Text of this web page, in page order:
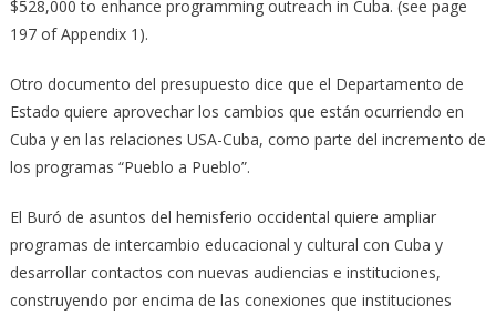
$528,000 to enhance programming outreach in Cuba. (see page
197 of Appendix 1).
Otro documento del presupuesto dice que el Departamento de
Estado quiere aprovechar los cambios que están ocurriendo en
Cuba y en las relaciones USA-Cuba, como parte del incremento de
los programas “Pueblo a Pueblo”.
El Buró de asuntos del hemisferio occidental quiere ampliar
programas de intercambio educacional y cultural con Cuba y
desarrollar contactos con nuevas audiencias e instituciones,
construyendo por encima de las conexiones que instituciones